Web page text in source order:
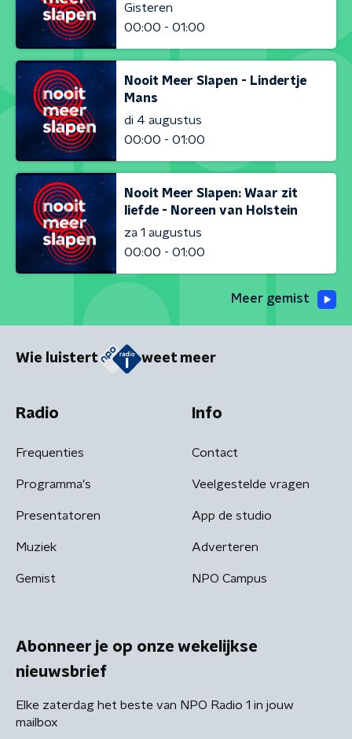
Gisteren
00:00 - 01:00
Nooit Meer Slapen - Lindertje
Mans
di 4 augustus
00:00 - 01:00
Nooit Meer Slapen: Waar zit
liefde - Noreen van Holstein
za 1 augustus
00:00 - 01:00
Meer gemist
Wie luistert weet meer
Radio
Frequenties
Programma's
Presentatoren
Muziek
Gemist
Info
Contact
Veelgestelde vragen
App de studio
Adverteren
NPO Campus
Abonneer je op onze wekelijkse
nieuwsbrief
Elke zaterdag het beste van NPO Radio 1 in jouw
mailbox